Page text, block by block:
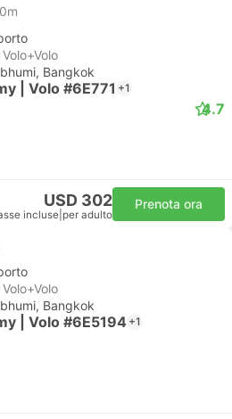
Bangkok
| Volo #6E771 +1
4.7
USD 302
incluse per adulto
Prenota ora
Bangkok
| Volo #6E5194 +1